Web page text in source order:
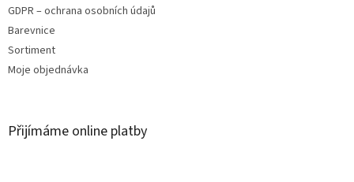
GDPR – ochrana osobních údajů
Barevnice
Sortiment
Moje objednávka
Přijímáme online platby